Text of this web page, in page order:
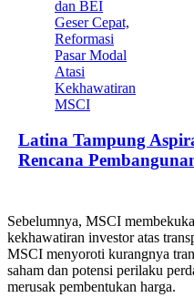
Latina Tampung
Rencana
Sebelumnya, MSCI
kekhawatiran investor atas
MSCI menyoroti kurangnya
saham dan potensi perilaku
merusak pembentukan harga.